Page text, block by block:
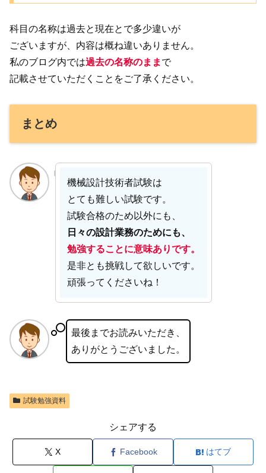
科目の名称は過去と現在とで多少違いが
ございますが、内容は概ね違いありません。
私のブログ内では過去の名称のまま で
記載させていただくことをご了承ください。
まとめ
機械設計技術者試験は
とても難しい試験です。
試験合格のため以外にも、
日々の設計業務のためにも、
勉強することに意味ありです。
是非とも挑戦して欲しいです。
頑張ってくださいね！
最後までお読みいただき、
ありがとうございました。
試験勉強資料
シェアする
X Facebook はてブ